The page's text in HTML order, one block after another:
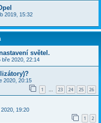
2019, 15:32
světel.
bře 2020, 22:14
2020, 20:15
1 … 23 24 25 26
19:20
1 2